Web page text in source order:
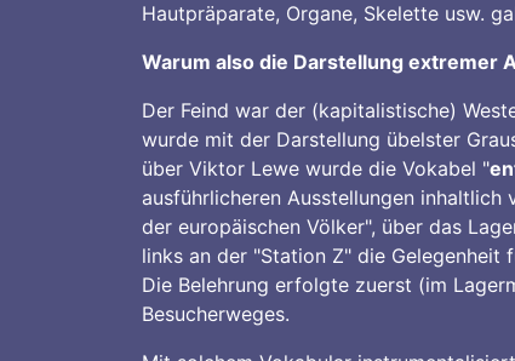
Hautpräparate, Organe, Skelette usw.
Warum also die Darstellung extremer
Der Feind war der (kapitalistische)
wurde mit der Darstellung übelster
über Viktor Lewe wurde die Vokabel "
ausführlicheren Ausstellungen
der europäischen Völker", über das
links an der "Station Z" die Gelegenheit
Die Belehrung erfolgte zuerst (im
Besucherweges.